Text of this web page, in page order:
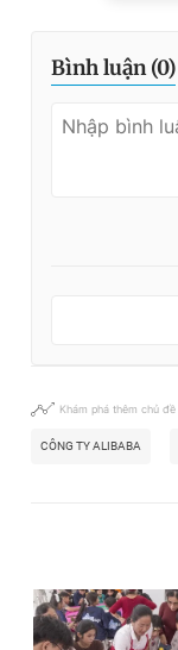
Bình luận (0)
Khám phá thêm chủ đề
CÔNG TY ALIBABA